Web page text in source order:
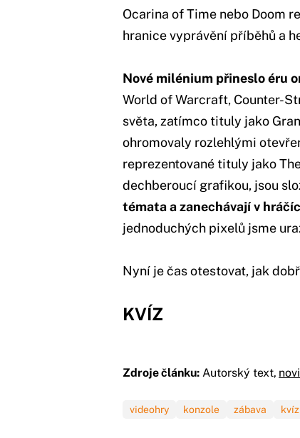
Ocarina of Time nebo Doom
hranice vyprávění příběhů a
Nové milénium přineslo éru
World of Warcraft, Counter-
světa, zatímco tituly jako
ohromovaly rozlehlými
reprezentované tituly jako
dechberoucí grafikou, jsou
témata a zanechávají v
jednoduchých pixelů jsme
Nyní je čas otestovat, jak
KVÍZ
Zdroje článku: Autorský text,
videohry konzole zábava kvíz